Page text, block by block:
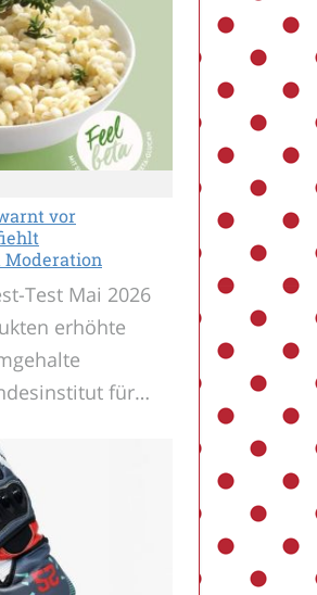
vor
Test Mai 2026
erhöhte
für…